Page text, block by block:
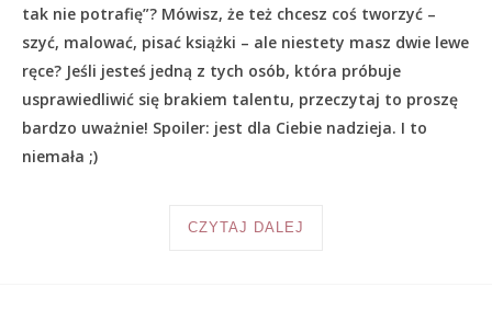
tak nie potrafię”? Mówisz, że też chcesz coś tworzyć –
szyć, malować, pisać książki – ale niestety masz dwie lewe
ręce? Jeśli jesteś jedną z tych osób, która próbuje
usprawiedliwić się brakiem talentu, przeczytaj to proszę
bardzo uważnie! Spoiler: jest dla Ciebie nadzieja. I to
niemała ;)
CZYTAJ DALEJ